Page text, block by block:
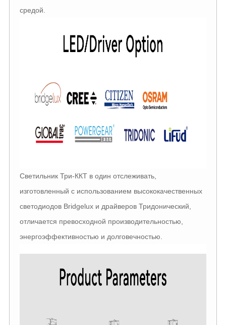
средой.
Светильник Три-ККТ в один отслеживать,
изготовленный с использованием высококачественных
светодиодов Bridgelux и драйверов Тридонический,
отличается превосходной производительностью,
энергоэффективностью и долговечностью.